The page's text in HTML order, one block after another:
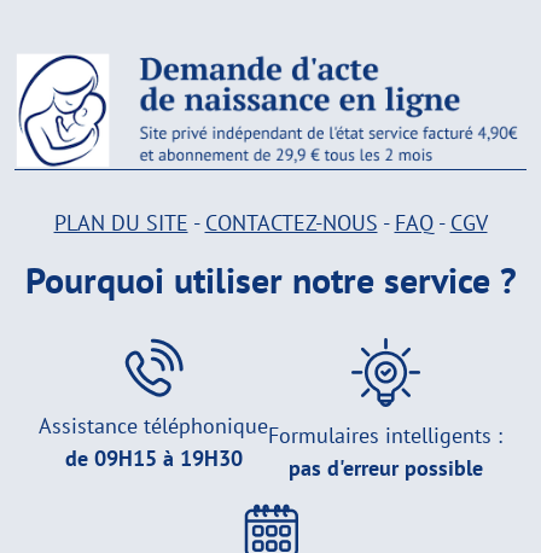
PLAN DU SITE - CONTACTEZ-NOUS - FAQ- CGV
Pourquoi utiliser notre service ?
Assistance téléphonique
de 09H15 à 19H30
Formulaires intelligents :
pas d'erreur possible